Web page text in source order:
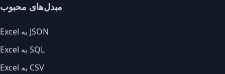
مبدل‌های محبوب
Excel به JSON
Excel به SQL
Excel به CSV